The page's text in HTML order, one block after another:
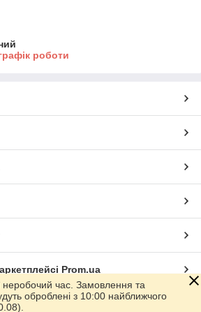
роботи
Prom.ua
неробочий час. Замовлення та
оброблені з 10:00 найближчого